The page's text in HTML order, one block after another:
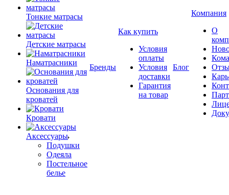
Тонкие матрасы
Детские матрасы
Наматрасники
Основания для
кроватей
Кровати
Аксессуары
Подушки
Одеяла
Постельное
белье
Бренды
Как купить
Условия
оплаты
Условия
доставки
Гарантия
на товар
Блог
Компания
О